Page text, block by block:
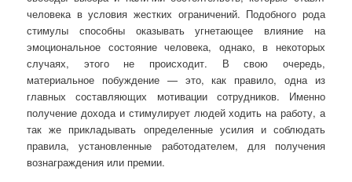
человека в условия жестких ограничений. Подобного рода
стимулы способны оказывать угнетающее влияние на
эмоциональное состояние человека, однако, в некоторых
случаях, этого не происходит. В свою очередь,
материальное побуждение — это, как правило, одна из
главных составляющих мотивации сотрудников. Именно
получение дохода и стимулирует людей ходить на работу, а
так же прикладывать определенные усилия и соблюдать
правила, установленные работодателем, для получения
вознаграждения или премии.